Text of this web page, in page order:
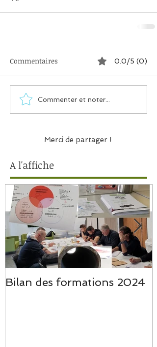
Commentaires 0.0/5 (0)
Commenter et noter...
Merci de partager !
A l'affiche
Bilan des formations 2024